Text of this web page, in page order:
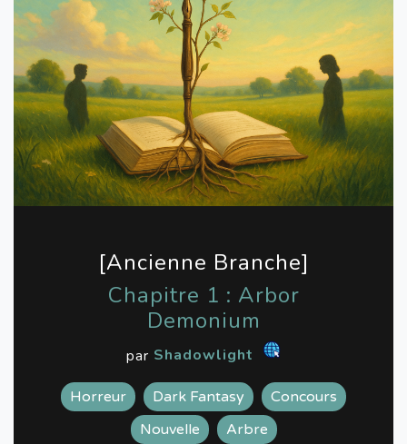
[Ancienne Branche]
Chapitre 1 : Arbor
Demonium
par Shadowlight
Horreur Dark Fantasy
Concours
Nouvelle
Arbre